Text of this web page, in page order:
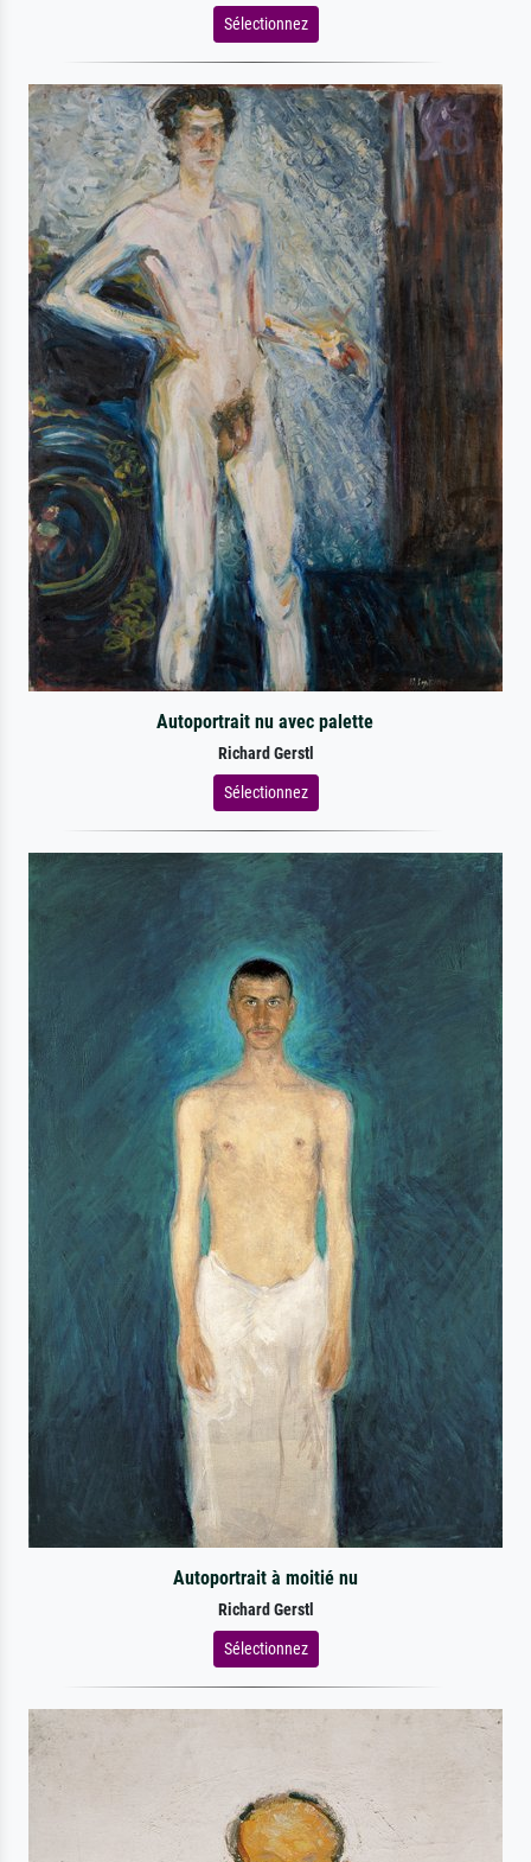
Sélectionnez
Autoportrait nu avec palette
Richard Gerstl
Sélectionnez
Autoportrait à moitié nu
Richard Gerstl
Sélectionnez